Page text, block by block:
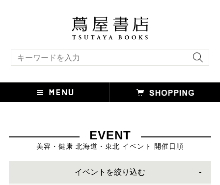
EVENT
美容・健康 北海道・東北 イベント 開催日順
イベントを絞り込む